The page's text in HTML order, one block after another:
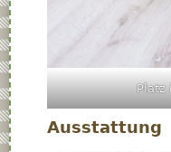
Platz
Ausstattung